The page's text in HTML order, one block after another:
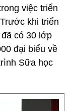
việc triển
khi triển
có 30 lớp
đại biểu về
Sữa học